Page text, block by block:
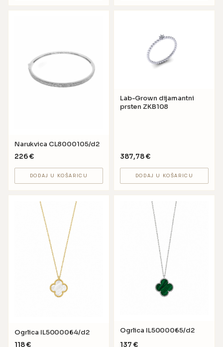
Narukvica CL8000105/d2
226€
DODAJ U KOŠARICU
Lab-Grown dijamantni
prsten ZKB108
387,78€
DODAJ U KOŠARICU
Ogrlica IL5000064/d2
118€
Ogrlica IL5000065/d2
137 €